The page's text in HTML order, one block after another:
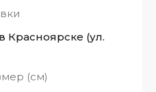
Красноярске (ул.
(см)